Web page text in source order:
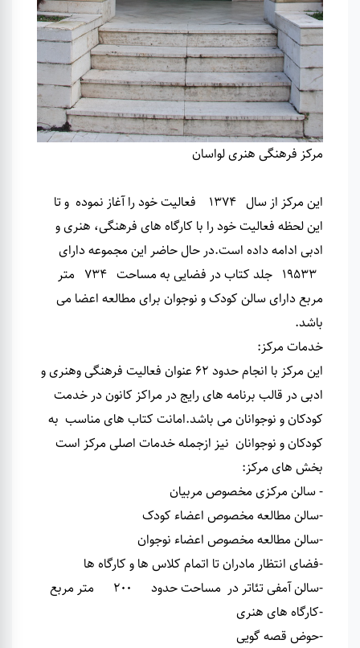
مرکز فرهنگی هنری لواسان
این مرکز از سال 1374 فعالیت خود را آغاز نموده و تا
این لحظه فعالیت خود را با کارگاه های فرهنگی، هنری و
ادبی ادامه داده است.در حال حاضر این مجموعه دارای
19533 جلد کتاب در فضایی به مساحت 734 متر
مربع دارای سالن کودک و نوجوان برای مطالعه اعضا می
باشد.
خدمات مرکز:
این مرکز با انجام حدود 62 عنوان فعالیت فرهنگی وهنری و
ادبی در قالب برنامه های رایج در مراکز کانون در خدمت
کودکان و نوجوانان می باشد.امانت کتاب های مناسب به
کودکان و نوجوانان نیز ازجمله خدمات اصلی مرکز است
بخش های مرکز:
- سالن مرکزی مخصوص مربیان
-سالن مطالعه مخصوص اعضاء کودک
-سالن مطالعه مخصوص اعضاء نوجوان
-فضای انتظار مادران تا اتمام کلاس ها و کارگاه ها
-سالن آمفی تئاتر در مساحت حدود 200 متر مربع
-کارگاه های هنری
-حوض قصه گویی